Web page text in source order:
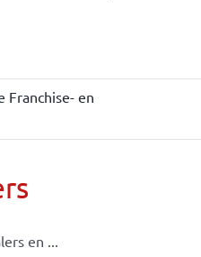
Franchise- en
en ...